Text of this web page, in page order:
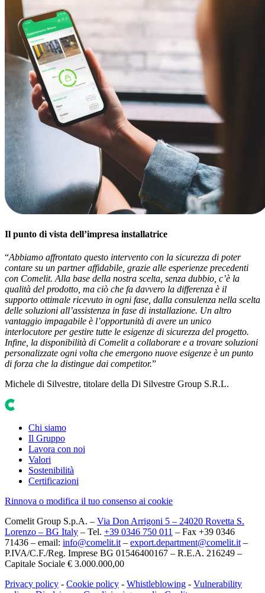
Il punto di vista dell’impresa installatrice
“Abbiamo affrontato questo intervento con la sicurezza di poter
contare su un partner affidabile, grazie alle esperienze precedenti
con Comelit. Alla base della nostra scelta, senza dubbio, c’è la
qualità del prodotto, ma ciò che fa davvero la differenza è il
supporto ottimale ricevuto in ogni fase, dalla consulenza nella scelta
delle soluzioni all’assistenza in fase di installazione. Un altro
vantaggio impagabile è l’opportunità di avere un unico
interlocutore per gestire tutte le esigenze di sicurezza del progetto.
Infine, la disponibilità di Comelit a collaborare e a trovare soluzioni
personalizzate ogni volta che emergono nuove esigenze è un punto
di forza che la distingue dai competitor.”
Michele di Silvestre, titolare della Di Silvestre Group S.R.L.
Chi siamo
Il Gruppo
Lavora con noi
Valori
Sostenibilità
Certificazioni
Rinnova o modifica il tuo consenso ai cookie
Comelit Group S.p.A. – Via Don Arrigoni 5 – 24020 Rovetta S.
Lorenzo – BG Italy – Tel. +39 0346 750 011 – Fax +39 0346
71436 – email: info@comelit.it– export.department@comelit.it–
P.IVA/C.F./Reg. Imprese BG 01546400167 – R.E.A. 216249 –
Capitale Sociale € 3.000.000,00
Privacy policy - Cookie policy - Whistleblowing - Vulnerability